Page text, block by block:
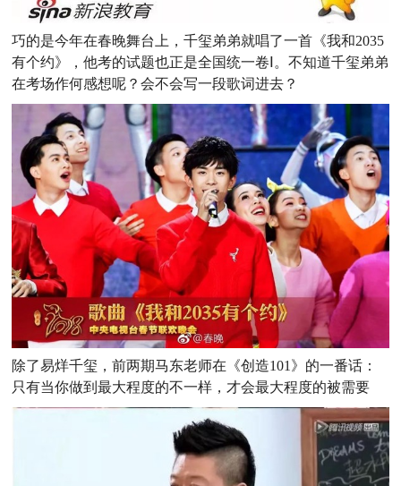
巧的是今年在春晚舞台上，千玺弟弟就唱了一首《我和2035
有个约》，他考的试题也正是全国统一卷Ⅰ。不知道千玺弟弟
在考场作何感想呢？会不会写一段歌词进去？
除了易烊千玺，前两期马东老师在《创造101》的一番话：
只有当你做到最大程度的不一样，才会最大程度的被需要